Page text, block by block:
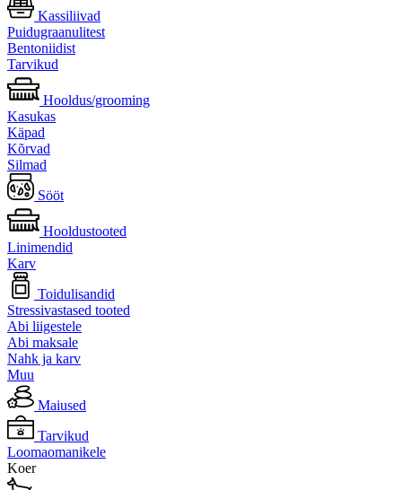
Kassiliivad
Puidugraanulitest
Bentoniidist
Tarvikud
Hooldus/grooming
Kasukas
Käpad
Kõrvad
Silmad
Sööt
Hooldustooted
Linimendid
Karv
Toidulisandid
Stressivastased tooted
Abi liigestele
Abi maksale
Nahk ja karv
Muu
Maiused
Tarvikud
Loomaomanikele
Koer